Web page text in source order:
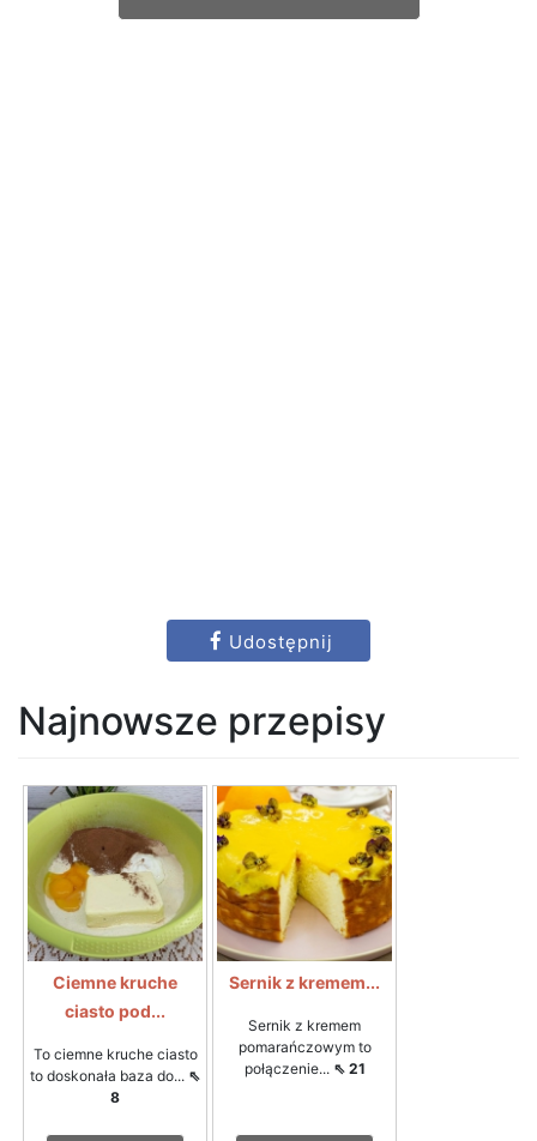
Udostępnij
Najnowsze przepisy
Ciemne kruche
ciasto pod...
To ciemne kruche ciasto
to doskonała baza do... ⇖
8
Sernik z kremem...
Sernik z kremem
pomarańczowym to
połączenie... ⇖ 21